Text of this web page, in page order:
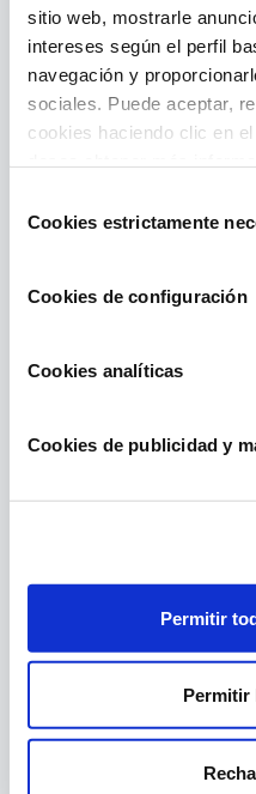
sitio web, mostrarle
intereses según el perfil
navegación y
sociales. Puede aceptar,
cookies haciendo clic en
footer de este sitio web.
deCookies estrictamente
Cookies de configuración
Cookies analíticas
Cookies de publicidad y
Permitir
Permitir
cubierta de invierno
protección
Medida: 39 x 19,5 x 5
Referencia: 40580
Productos innovadores